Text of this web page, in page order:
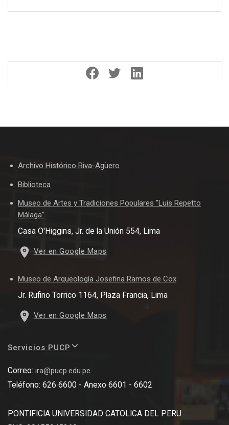
Archivo Histórico Riva-Agüero
Biblioteca
Museo de Artes y Tradiciones Populares "Luis Repetto
Málaga"
Casa O'Higgins, Jr. de la Unión 554, Lima
Ver en Google Maps
Museo de Arqueología Josefina Ramos de Cox
Jr. Rufino Torrico 1164, Plaza Francia, Lima
Ver en Google Maps
Servicios PUCP
Correo: ira@pucp.edu.pe
Teléfono: 626 6600 - Anexo 6601 - 6602
PONTIFICIA UNIVERSIDAD CATOLICA DEL PERU